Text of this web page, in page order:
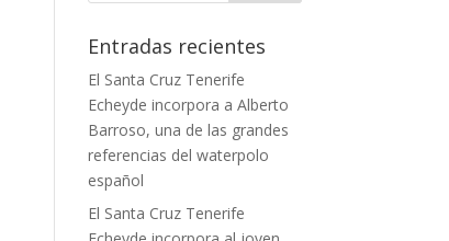
Entradas recientes
El Santa Cruz Tenerife
Echeyde incorpora a Alberto
Barroso, una de las grandes
referencias del waterpolo
español
El Santa Cruz Tenerife